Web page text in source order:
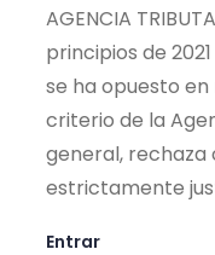
AGENCIA
principios de
se ha opuesto
criterio de la
general, rechaza
estrictamente
Entrar